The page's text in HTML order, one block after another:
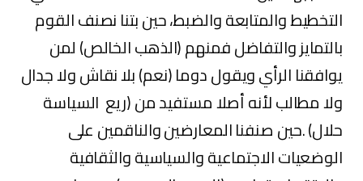
التخطيط والمتابعة والضبط، حين بتنا نصنف القوم
بالتمايز والتفاضل فمنهم (الذهب الخالص) لمن
يوافقنا الرأي ويقول دوما (نعم) بلا نقاش ولا جدال
ولا مطالب لأنه أصلا مستفيد من (ريع السياسة
حلال) .حين صنفنا المعارضين والناقمين على
الوضعيات الاجتماعية والسياسية والثقافية